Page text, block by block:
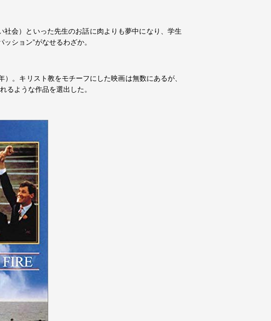
会）といった先生のお話に肉よりも夢中になり、学生
ション”がなせるわざか。
。キリスト教をモチーフにした映画は無数にあるが、
るような作品を選出した。